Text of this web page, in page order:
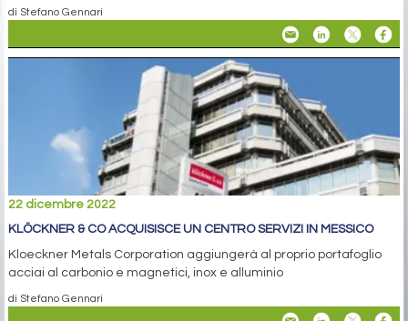
di Stefano Gennari
22 dicembre 2022
KLÖCKNER & CO ACQUISISCE UN CENTRO SERVIZI IN MESSICO
Kloeckner Metals Corporation aggiungerà al proprio portafoglio
acciai al carbonio e magnetici, inox e alluminio
di Stefano Gennari